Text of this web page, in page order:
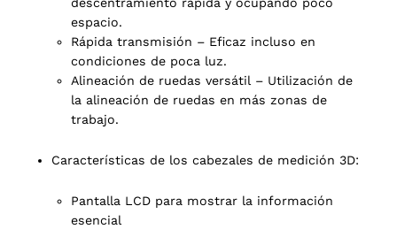
espacio.
Rápida transmisión – Eficaz incluso en
condiciones de poca luz.
Alineación de ruedas versátil – Utilización de
la alineación de ruedas en más zonas de
trabajo.
Características de los cabezales de medición 3D:
Pantalla LCD para mostrar la información
esencial